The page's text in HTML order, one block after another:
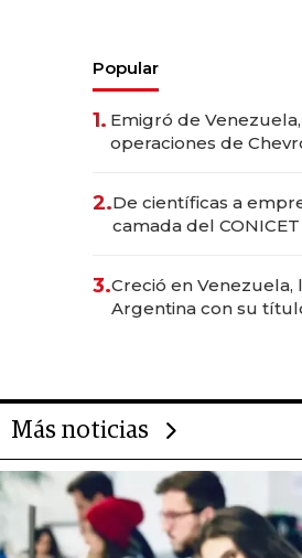
Popular
1. Emigró de
operaciones de
2.De científicas a
camada del
3.Creció en Venezuela,
Argentina con su
Más noticias